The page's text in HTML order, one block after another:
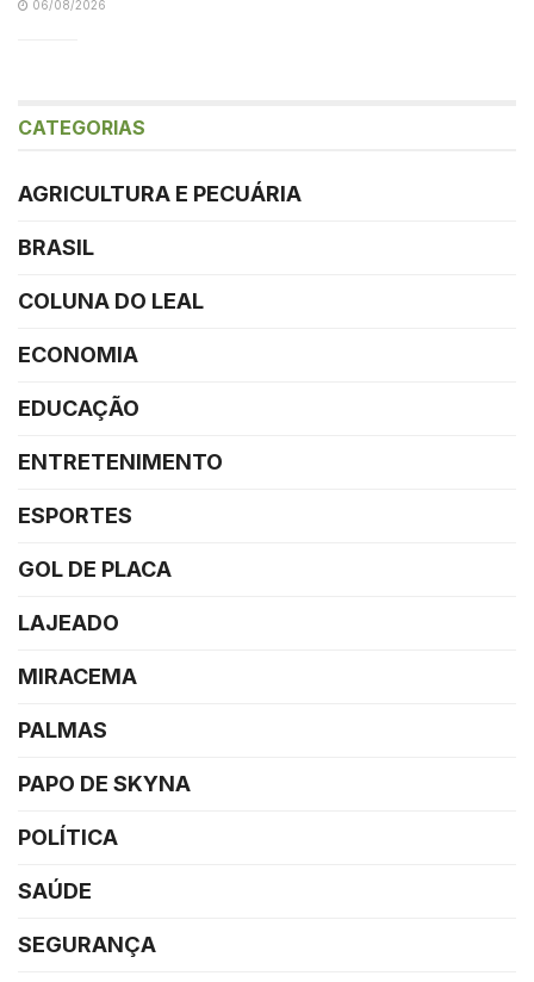
06/08/2026
CATEGORIAS
AGRICULTURA E PECUÁRIA
BRASIL
COLUNA DO LEAL
ECONOMIA
EDUCAÇÃO
ENTRETENIMENTO
ESPORTES
GOL DE PLACA
LAJEADO
MIRACEMA
PALMAS
PAPO DE SKYNA
POLÍTICA
SAÚDE
SEGURANÇA